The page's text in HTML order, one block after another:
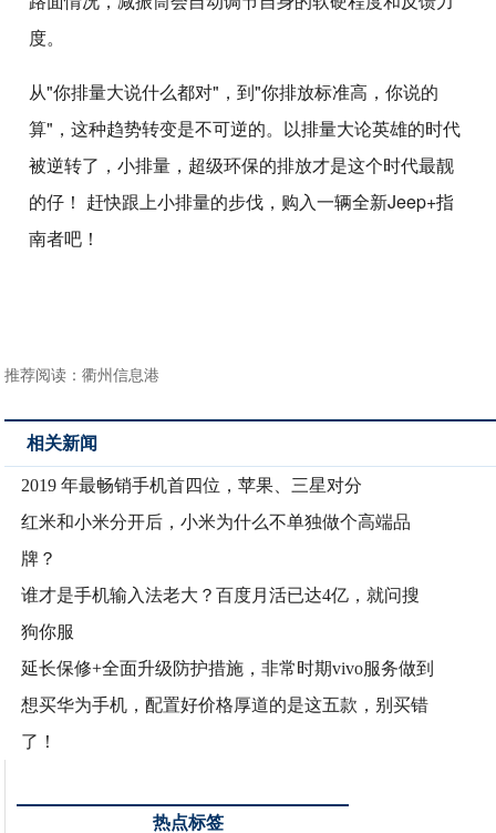
度。
从"你排量大说什么都对"，到"你排放标准高，你说的
算"，这种趋势转变是不可逆的。以排量大论英雄的时代
被逆转了，小排量，超级环保的排放才是这个时代最靓
的仔！ 赶快跟上小排量的步伐，购入一辆全新Jeep+指
南者吧！
推荐阅读：衢州信息港
相关新闻
2019 年最畅销手机首四位，苹果、三星对分
红米和小米分开后，小米为什么不单独做个高端品
牌？
谁才是手机输入法老大？百度月活已达4亿，就问搜
狗你服
延长保修+全面升级防护措施，非常时期vivo服务做到
想买华为手机，配置好价格厚道的是这五款，别买错
了！
热点标签